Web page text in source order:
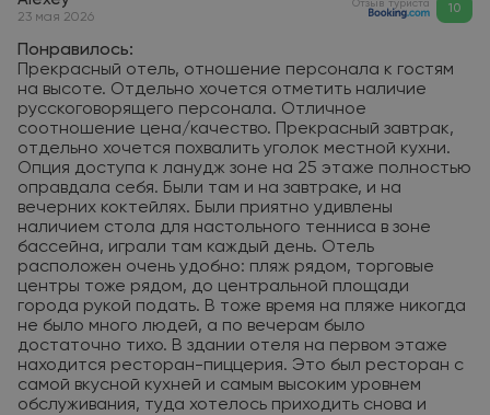
23 мая 2026
Отзыв туриста 10
Понравилось:
Прекрасный отель, отношение персонала к гостям
на высоте. Отдельно хочется отметить наличие
русскоговорящего персонала. Отличное
соотношение цена/качество. Прекрасный завтрак,
отдельно хочется похвалить уголок местной кухни.
Опция доступа к ланудж зоне на 25 этаже полностью
оправдала себя. Были там и на завтраке, и на
вечерних коктейлях. Были приятно удивлены
наличием стола для настольного тенниса в зоне
бассейна, играли там каждый день. Отель
расположен очень удобно: пляж рядом, торговые
центры тоже рядом, до центральной площади
города рукой подать. В тоже время на пляже никогда
не было много людей, а по вечерам было
достаточно тихо. В здании отеля на первом этаже
находится ресторан-пиццерия. Это был ресторан с
самой вкусной кухней и самым высоким уровнем
обслуживания, туда хотелось приходить снова и